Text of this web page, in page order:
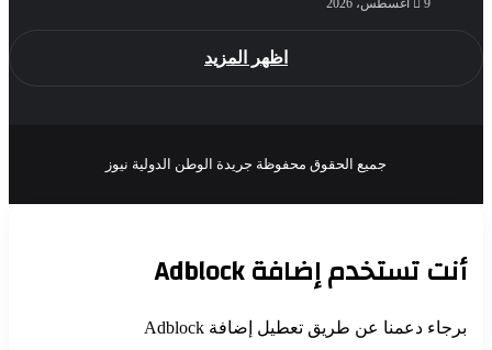
اظهر المزيد
جميع الحقوق محفوظة جريدة الوطن الدولية نيوز
أنت تستخدم إضافة Adblock
برجاء دعمنا عن طريق تعطيل إضافة Adblock